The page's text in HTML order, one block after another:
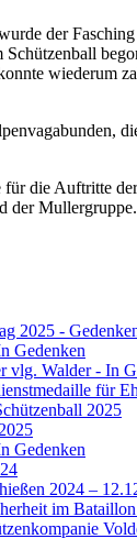
der
Schützenball
wiederum
die Auftritte
der Mullergruppe.
2025 -
Gedenken
vlg. Walder - In
für
2025
Gedenken
2024 –
im